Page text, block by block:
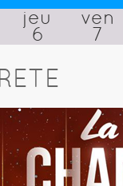
jeu
6
ven
7